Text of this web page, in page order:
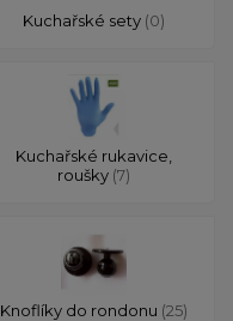
Kuchařské sety (0)
Kuchařské rukavice,
roušky (7)
Knoflíky do rondonu (25)